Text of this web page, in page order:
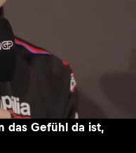
das Gefühl da ist,